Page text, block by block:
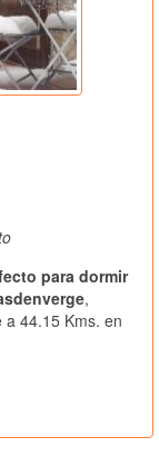
para dormir
,
44.15 Kms. en